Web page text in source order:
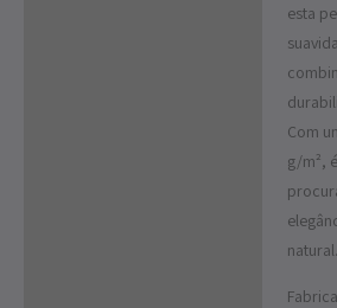
esta
Com
g/m²,
natural.